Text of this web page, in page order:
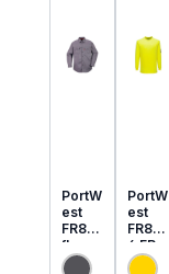
PortW
est
FR89
flamm
hemm
PortW
est
FR80
6 FR
MultiN